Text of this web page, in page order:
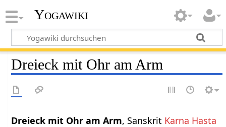
Yogawiki
Dreieck mit Ohr am Arm
Dreieck mit Ohr am Arm, Sanskrit Karna Hasta